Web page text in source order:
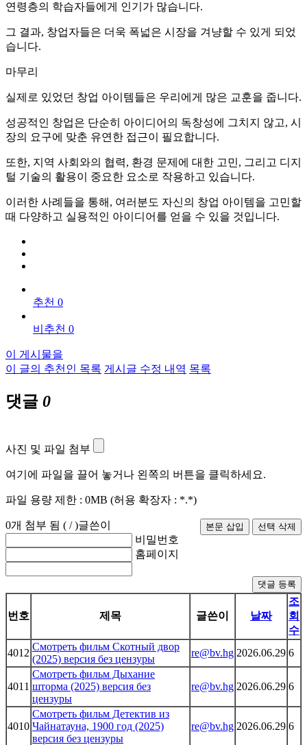
연령층의 학습자들에게 인기가 많습니다.
그 결과, 창업자들은 더욱 폭넓은 시장을 겨냥할 수 있게 되었
습니다.
마무리
실제로 있었던 창업 아이템들은 우리에게 많은 교훈을 줍니다.
성공적인 창업은 단순히 아이디어의 독창성에 그치지 않고, 시
장의 요구에 맞춘 유연한 접근이 필요합니다.
또한, 지역 사회와의 협력, 환경 문제에 대한 고민, 그리고 디지
털 기술의 활용이 중요한 요소로 작용하고 있습니다.
이러한 사례들을 통해, 여러분도 자신의 창업 아이템을 고민할
때 다양하고 실용적인 아이디어를 얻을 수 있을 것입니다.
추천 0
비추천 0
이 게시물을
이 글의 추천인 목록 게시글 수정 내역 목록
댓글 0
사진 및 파일 첨부
여기에 파일을 끌어 놓거나 왼쪽의 버튼을 클릭하세요.
파일 용량 제한 : 0MB (허용 확장자 : *.*)
0개 첨부 됨 ( /)글쓴이
비밀번호
홈페이지
댓글 등록
번호 제목 글쓴이 날짜
조
회
수
4012
Смотреть фильм Скотный двор
(2025) версия без цензуры
re@bv.hg 2026.06.29 6
4011
Смотреть фильм Дыхание
шторма (2025) версия без
цензуры
re@bv.hg 2026.06.29 6
4010
Смотреть фильм Детектив из
Чайнатауна, 1900 год (2025)
версия без цензуры
re@bv.hg 2026.06.29 6